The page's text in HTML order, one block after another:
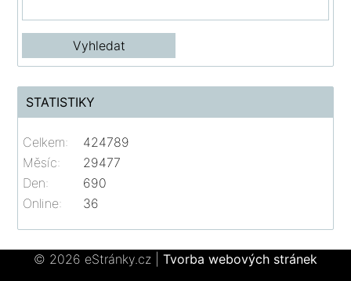
STATISTIKY
Online: 36
Celkem:
424789
Měsíc:
29477
Den:
690
© 2026 eStránky.cz Tvorba webových stránek